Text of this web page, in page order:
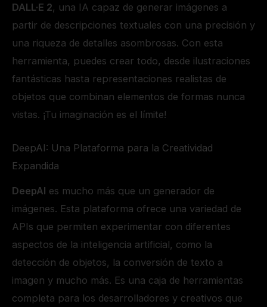
DALL·E 2, una IA capaz de generar imágenes a
partir de descripciones textuales con una precisión y
una riqueza de detalles asombrosas. Con esta
herramienta, puedes crear todo, desde ilustraciones
fantásticas hasta representaciones realistas de
objetos que combinan elementos de formas nunca
vistas. ¡Tu imaginación es el límite!
DeepAI: Una Plataforma para la Creatividad
Expandida
DeepAI es mucho más que un generador de
imágenes. Esta plataforma ofrece una variedad de
APIs que permiten experimentar con diferentes
aspectos de la inteligencia artificial, como la
detección de objetos, la conversión de texto a
imagen y mucho más. Es una caja de herramientas
completa para los desarrolladores y creativos que